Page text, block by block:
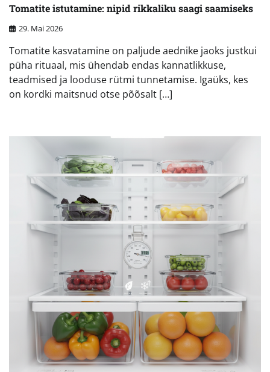
Tomatite istutamine: nipid rikkaliku saagi saamiseks
29. Mai 2026
Tomatite kasvatamine on paljude aednike jaoks justkui
püha rituaal, mis ühendab endas kannatlikkuse,
teadmised ja looduse rütmi tunnetamise. Igaüks, kes
on kordki maitsnud otse põõsalt […]